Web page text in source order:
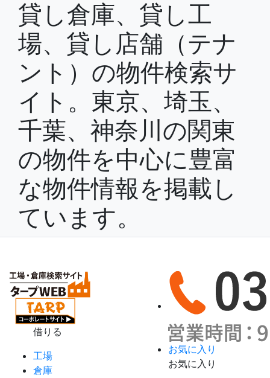
貸し倉庫、貸し工
場、貸し店舗（テナ
ント）の物件検索サ
イト。東京、埼玉、
千葉、神奈川の関東
の物件を中心に豊富
な物件情報を掲載し
ています。
借りる
工場
倉庫
お気に入り
お気に入り